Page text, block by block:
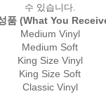
수 있습니다.
품 (What You
Medium Vinyl
Medium Soft
King Size Vinyl
King Size Soft
Classic Vinyl